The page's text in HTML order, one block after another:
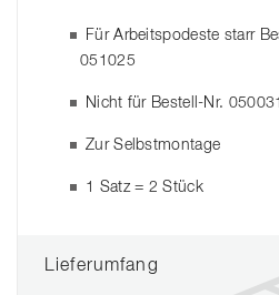
Für Arbeitspodeste starr
051025
Nicht für Bestell-Nr.
Zur Selbstmontage
1 Satz = 2 Stück
Lieferumfang